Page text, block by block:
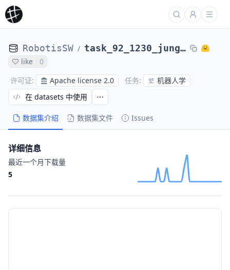
RobotisSW / task_92_1230_jungmin_1_edit
like
0
许可证: Apache license 2.0 任务: 机器人学
数据集介绍 数据集文件 Issues
在 datasets 中使用
详细信息
最近一个月下载量
5